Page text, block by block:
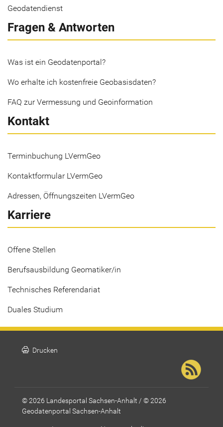
Geodatendienst
Fragen & Antworten
Was ist ein Geodatenportal?
Wo erhalte ich kostenfreie Geobasisdaten?
FAQ zur Vermessung und Geoinformation
Kontakt
Terminbuchung LVermGeo
Kontaktformular LVermGeo
Adressen, Öffnungszeiten LVermGeo
Karriere
Offene Stellen
Berufsausbildung Geomatiker/in
Technisches Referendariat
Duales Studium
print Drucken
© 2026 Landesportal Sachsen-Anhalt / © 2026
Geodatenportal Sachsen-Anhalt